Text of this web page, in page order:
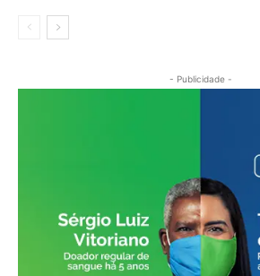
- Publicidade -